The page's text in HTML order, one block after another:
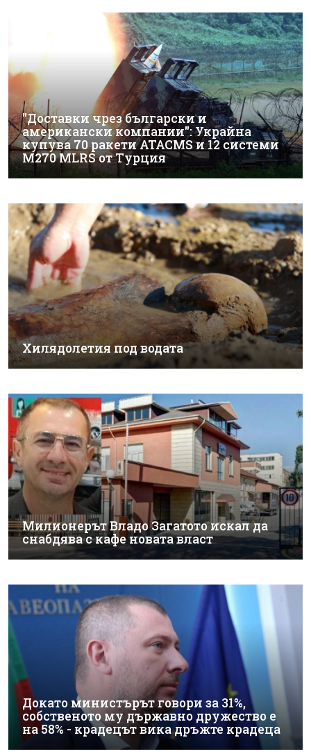
"Доставки чрез български и
американски компании": Украйна
купува 70 ракети ATACMS и 12 системи
M270 MLRS от Турция
Хилядолетия под водата
Милионерът Владо Загатото искал да
снабдява с кафе новата власт
Докато министърът говори за 31%,
собственото му държавно дружество е
на 58% - крадецът вика дръжте крадеца